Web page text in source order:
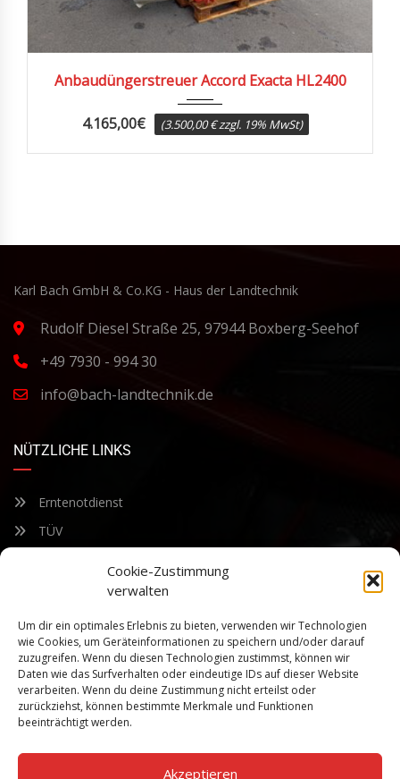
Cookie-Zustimmung
verwalten
Um dir ein optimales Erlebnis zu bieten, verwenden wir Technologien
wie Cookies, um Geräteinformationen zu speichern und/oder darauf
zuzugreifen. Wenn du diesen Technologien zustimmst, können wir
Daten wie das Surfverhalten oder eindeutige IDs auf dieser Website
verarbeiten. Wenn du deine Zustimmung nicht erteilst oder
zurückziehst, können bestimmte Merkmale und Funktionen
beeinträchtigt werden.
Akzeptieren
Anbaudüngerstreuer Accord Exacta HL2400
4.165,00€ (3.500,00 € zzgl. 19% MwSt)
Karl Bach GmbH & Co.KG - Haus der Landtechnik
Rudolf Diesel Straße 25, 97944 Boxberg-Seehof
+49 7930 - 994 30
info@bach-landtechnik.de
NÜTZLICHE LINKS
Erntenotdienst
TÜV
Bleiben Sie auf dem Laufenden über unsere sich ständig
weiterentwickelnden Produkteigenschaften und Technologien.
Geben Sie Ihre E-Mail-Adresse ein und abonnieren Sie unseren
Newsletter.